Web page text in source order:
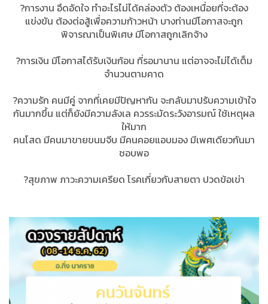
?การงาน อึดอัดใจ ทำอะไรไม่ได้คล่องตัว ต้องเหนื่อยที่จะต้อง
แข่งขัน ต้องต่อสู้เพื่อความก้าวหน้า บางท่านมีโอกาสจะถูก
พิจารณาเป็นพิเศษ มีโอกาสถูกเลิกจ้าง
?การเงิน มีโอกาสได้รับเงินก้อน ที่รอมานาน แต่อาจจะไม่ได้เต็ม
จำนวนตามคาด
?ความรัก คนมีคู่ จากที่เคยมีปัญหากัน จะกลับมาปรับความเข้าใจ
กันมากขึ้น แต่ก็ยังมีความลังเล ควรระมัดระวังอารมณ์ ใช้เหตุผล
ให้มาก
คนโสด มีคนมาขายขนมจีบ มีคนคอยแอบมอง มีเพศเดียวกันมา
ชอบพอ
?สุขภาพ ภาวะความเครียด โรคเกี่ยวกับสายตา ปวดข้อเข่า